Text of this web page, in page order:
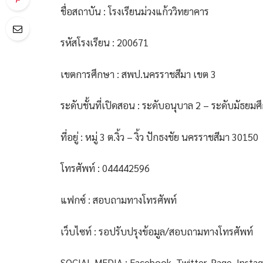
ชื่อสถาบัน : โรงเรียนม่วงแก้ววิทยาคาร
รหัสโรงเรียน : 200671
เขตการศึกษา : สพป.นครราชสีมา เขต 3
ระดับชั้นที่เปิดสอน : ระดับอนุบาล 2 – ระดับมัธยม
ที่อยู่ : หมู่ 3 ต.งิ้ว – งิ้ว ปักธงชัย นครราชสีมา 30150
โทรศัพท์ : 044442596
แฟกซ์ : สอบถามทางโทรศัพท์
เว็บไซท์ : รอปรับปรุงข้อมูล/สอบถามทางโทรศัพท์